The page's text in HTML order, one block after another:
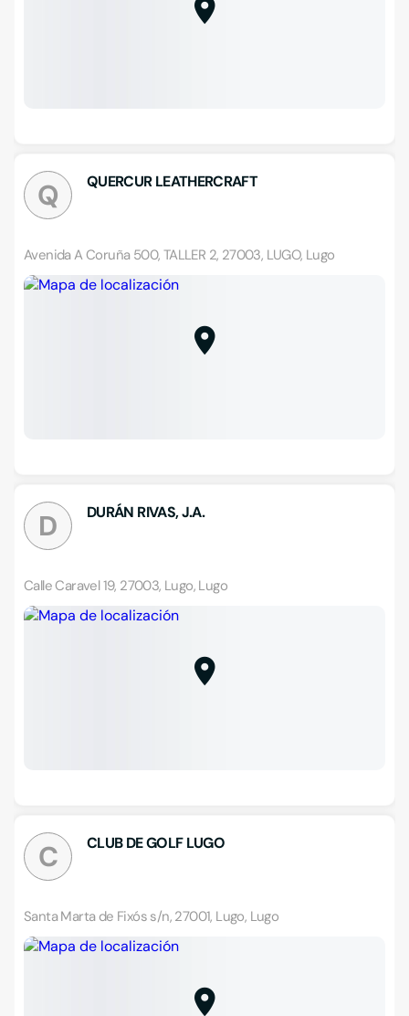
Q QUERCUR LEATHERCRAFT
Avenida A Coruña 500, TALLER 2, 27003, LUGO, Lugo
D DURÁN RIVAS, J.A.
Calle Caravel 19, 27003, Lugo, Lugo
C CLUB DE GOLF LUGO
Santa Marta de Fixós s/n, 27001, Lugo, Lugo